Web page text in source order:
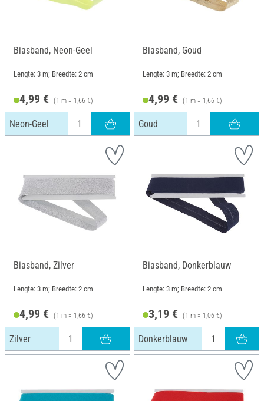
Biasband, Neon-Geel
Lengte: 3 m; Breedte: 2 cm
4,99 € (1 m = 1,66 €)
Neon-Geel
Biasband, Goud
Lengte: 3 m; Breedte: 2 cm
4,99 € (1 m = 1,66 €)
Goud
Biasband, Zilver
Lengte: 3 m; Breedte: 2 cm
4,99 € (1 m = 1,66 €)
Zilver
Biasband, Donkerblauw
Lengte: 3 m; Breedte: 2 cm
3,19 € (1 m = 1,06 €)
Donkerblauw